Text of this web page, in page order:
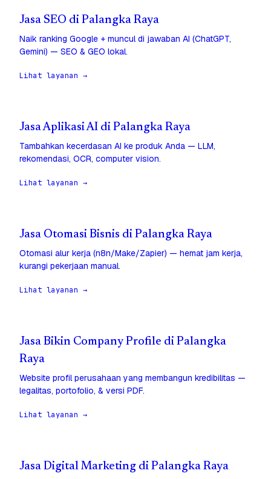
Jasa SEO di Palangka Raya
Naik ranking Google + muncul di jawaban AI (ChatGPT,
Gemini) — SEO & GEO lokal.
Lihat layanan →
Jasa Aplikasi AI di Palangka Raya
Tambahkan kecerdasan AI ke produk Anda — LLM,
rekomendasi, OCR, computer vision.
Lihat layanan →
Jasa Otomasi Bisnis di Palangka Raya
Otomasi alur kerja (n8n/Make/Zapier) — hemat jam kerja,
kurangi pekerjaan manual.
Lihat layanan →
Jasa Bikin Company Profile di Palangka
Raya
Website profil perusahaan yang membangun kredibilitas —
legalitas, portofolio, & versi PDF.
Lihat layanan →
Jasa Digital Marketing di Palangka Raya